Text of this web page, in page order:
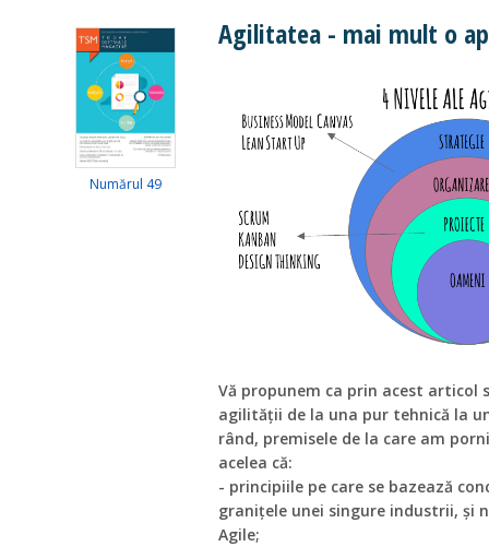
Numărul 49
Agilitatea - mai mult o
Vă propunem ca prin acest articol
agilității de la una pur tehnică la
rând, premisele de la care am
acelea că:
- principiile pe care se bazează
granițele unei singure industrii, și
Agile;